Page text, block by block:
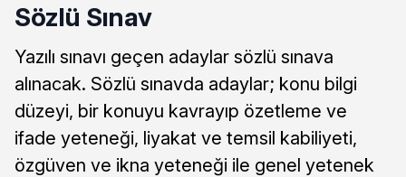
Sözlü Sınav
Yazılı sınavı geçen adaylar sözlü sınava
alınacak. Sözlü sınavda adaylar; konu bilgi
düzeyi, bir konuyu kavrayıp özetleme ve
ifade yeteneği, liyakat ve temsil kabiliyeti,
özgüven ve ikna yeteneği ile genel yetenek